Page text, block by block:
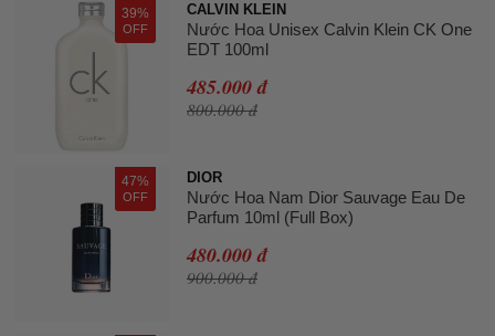
39%
OFF
CALVIN KLEIN
Nước Hoa Unisex Calvin Klein CK One
EDT 100ml
485.000 đ
800.000 đ
47%
OFF
DIOR
Nước Hoa Nam Dior Sauvage Eau De
Parfum 10ml (Full Box)
480.000 đ
900.000 đ